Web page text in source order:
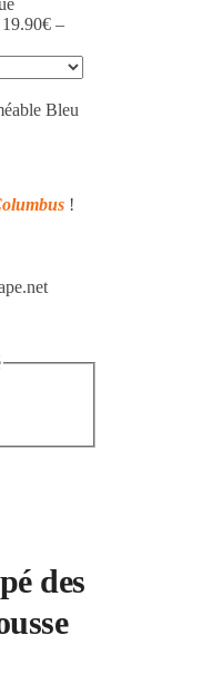
19.90€ –
Bleu
!
des